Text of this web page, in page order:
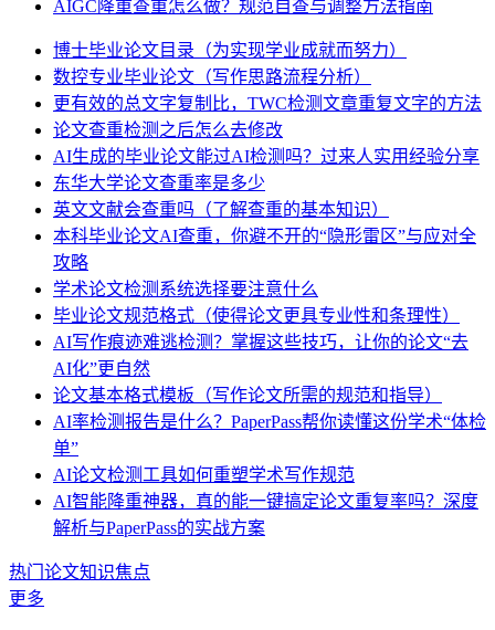
AIGC降重查重怎么做？规范自查与调整方法指南
博士毕业论文目录（为实现学业成就而努力）
数控专业毕业论文（写作思路流程分析）
更有效的总文字复制比，TWC检测文章重复文字的方法
论文查重检测之后怎么去修改
AI生成的毕业论文能过AI检测吗？过来人实用经验分享
东华大学论文查重率是多少
英文文献会查重吗（了解查重的基本知识）
本科毕业论文AI查重，你避不开的“隐形雷区”与应对全
攻略
学术论文检测系统选择要注意什么
毕业论文规范格式（使得论文更具专业性和条理性）
AI写作痕迹难逃检测？掌握这些技巧，让你的论文“去
AI化”更自然
论文基本格式模板（写作论文所需的规范和指导）
AI率检测报告是什么？PaperPass帮你读懂这份学术“体检
单”
AI论文检测工具如何重塑学术写作规范
AI智能降重神器，真的能一键搞定论文重复率吗？深度
解析与PaperPass的实战方案
热门论文知识焦点
更多